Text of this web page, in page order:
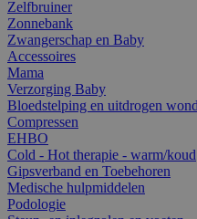
Zelfbruiner
Zonnebank
Zwangerschap en Baby
Accessoires
Mama
Verzorging Baby
Bloedstelping en uitdrogen
Compressen
EHBO
Cold - Hot therapie - warm/koud
Gipsverband en Toebehoren
Medische hulpmiddelen
Podologie